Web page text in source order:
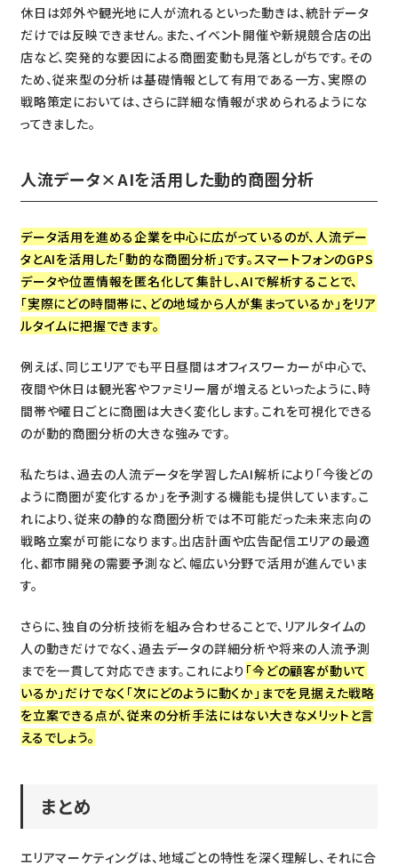
休日は郊外や観光地に人が流れるといった動きは、統計データ
だけでは反映できません。また、イベント開催や新規競合店の出
店など、突発的な要因による商圏変動も見落としがちです。その
ため、従来型の分析は基礎情報として有用である一方、実際の
戦略策定においては、さらに詳細な情報が求められるようにな
ってきました。
人流データ×AIを活用した動的商圏分析
データ活用を進める企業を中心に広がっているのが、人流デー
タとAIを活用した「動的な商圏分析」です。スマートフォンのGPS
データや位置情報を匿名化して集計し、AIで解析することで、
「実際にどの時間帯に、どの地域から人が集まっているか」をリア
ルタイムに把握できます。
例えば、同じエリアでも平日昼間はオフィスワーカーが中心で、
夜間や休日は観光客やファミリー層が増えるといったように、時
間帯や曜日ごとに商圏は大きく変化します。これを可視化できる
のが動的商圏分析の大きな強みです。
私たちは、過去の人流データを学習したAI解析により「今後どの
ように商圏が変化するか」を予測する機能も提供しています。こ
れにより、従来の静的な商圏分析では不可能だった未来志向の
戦略立案が可能になります。出店計画や広告配信エリアの最適
化、都市開発の需要予測など、幅広い分野で活用が進んでいま
す。
さらに、独自の分析技術を組み合わせることで、リアルタイムの
人の動きだけでなく、過去データの詳細分析や将来の人流予測
までを一貫して対応できます。これにより 「今どの顧客が動いて
いるか」だけでなく「次にどのように動くか」までを見据えた戦略
を立案できる点が、従来の分析手法にはない大きなメリットと言
えるでしょう。
まとめ
エリアマーケティングは、地域ごとの特性を深く理解し、それに合